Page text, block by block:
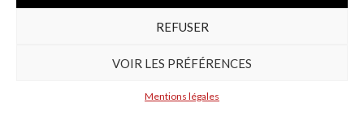
REFUSER
VOIR LES PRÉFÉRENCES
Mentions légales